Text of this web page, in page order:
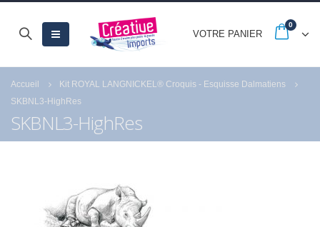
VOTRE PANIER
0
Accueil
Kit ROYAL LANGNICKEL® Croquis - Esquisse Dalmatiens
SKBNL3-HighRes
SKBNL3-HighRes